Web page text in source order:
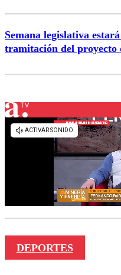
Semana legislativa
tramitación del proyecto
DEPORTES